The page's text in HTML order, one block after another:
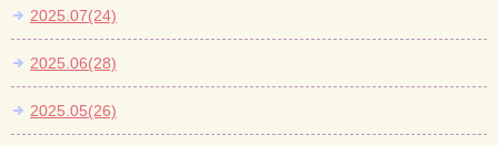
2025.07(24)
2025.06(28)
2025.05(26)